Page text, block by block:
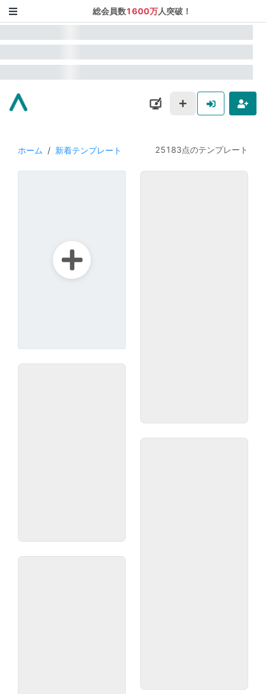
総会員数1600万人突破！
ホーム / 新着テンプレート 25183点のテンプレート